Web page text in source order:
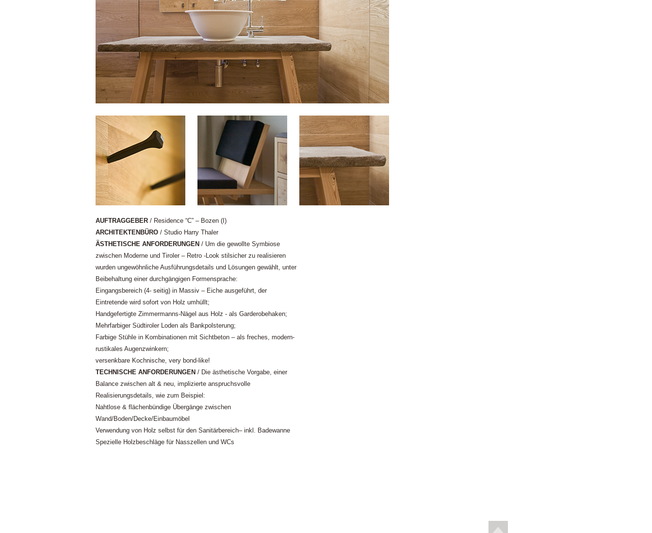
AUFTRAGGEBER / Residence “C” – Bozen (I)
ARCHITEKTENBÜRO / Studio Harry Thaler
ÄSTHETISCHE ANFORDERUNGEN / Um die gewollte Symbiose
zwischen Moderne und Tiroler – Retro -Look stilsicher zu realisieren
wurden ungewöhnliche Ausführungsdetails und Lösungen gewählt, unter
Beibehaltung einer durchgängigen Formensprache:
Eingangsbereich (4- seitig) in Massiv – Eiche ausgeführt, der
Eintretende wird sofort von Holz umhüllt;
Handgefertigte Zimmermanns-Nägel aus Holz - als Garderobehaken;
Mehrfarbiger Südtiroler Loden als Bankpolsterung;
Farbige Stühle in Kombinationen mit Sichtbeton – als freches, modern-
rustikales Augenzwinkern;
versenkbare Kochnische, very bond-like!
TECHNISCHE ANFORDERUNGEN / Die ästhetische Vorgabe, einer
Balance zwischen alt & neu, implizierte anspruchsvolle
Realisierungsdetails, wie zum Beispiel:
Nahtlose & flächenbündige Übergänge zwischen
Wand/Boden/Decke/Einbaumöbel
Verwendung von Holz selbst für den Sanitärbereich– inkl. Badewanne
Spezielle Holzbeschläge für Nasszellen und WCs